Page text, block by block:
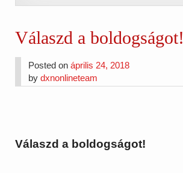
Válaszd a boldogságot!
Posted onáprilis 24, 2018
bydxnonlineteam
Válaszd a boldogságot!